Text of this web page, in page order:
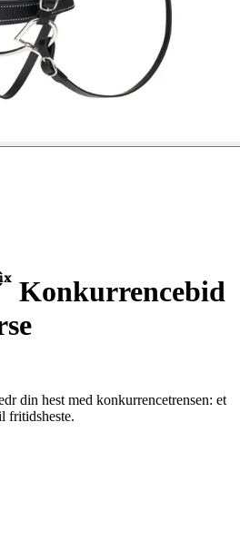
Konkurrencebid
din hest med konkurrencetrensen: et
fritidsheste.